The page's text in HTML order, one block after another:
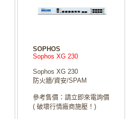
SOPHOS
Sophos XG 230
Sophos XG 230
防火牆/資安/SPAM
參考售價：請立即來電詢價
( 破壞行情廠商施壓！)